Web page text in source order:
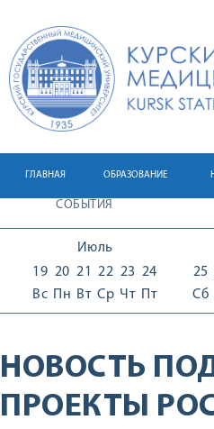
ГЛАВНАЯ ОБРАЗОВАНИЕ
СОБЫТИЯ
Июль
19
Вс
20
Пн
21
Вт
22
Ср
23
Чт
24
Пт
25
Сб
НОВОСТЬ
ПРОЕКТЫ